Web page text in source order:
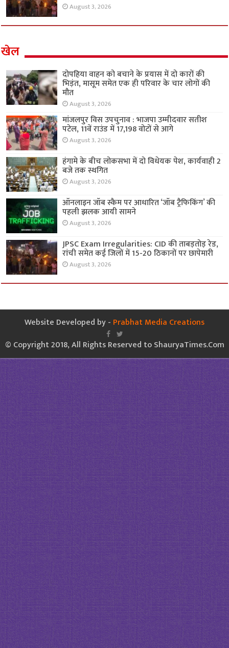
August 3, 2026
खेल
दोपहिया वाहन को बचाने के प्रयास में दो कारों की
भिड़ंत, मासूम समेत एक ही परिवार के चार लोगों की
मौत
August 3, 2026
मांजलपुर विस उपचुनाव : भाजपा उम्मीदवार सतीश
पटेल, 11वें राउंड में 17,198 वोटों से आगे
August 3, 2026
हंगामे के बीच लोकसभा में दो विधेयक पेश, कार्यवाही 2
बजे तक स्थगित
August 3, 2026
ऑनलाइन जॉब स्कैम पर आधारित ‘जॉब ट्रैफिकिंग’ की
पहली झलक आयी सामने
August 3, 2026
JPSC Exam Irregularities: CID की ताबड़तोड़ रेड,
रांची समेत कई जिलों में 15-20 ठिकानों पर छापेमारी
August 3, 2026
Website Developed by - Prabhat Media Creations
© Copyright 2018, All Rights Reserved to ShauryaTimes.Com